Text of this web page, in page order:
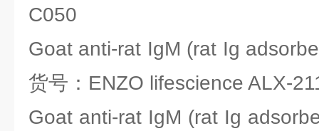
C050
Goat anti-rat IgM (rat Ig
货号：ENZO lifescience ALX-
Goat anti-rat IgM (rat Ig